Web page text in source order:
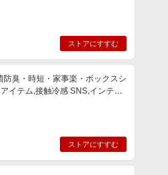
ストアにすすむ
臭・時短・家事楽・ボックスシ
イテム,接触冷感 SNS,インテリ
ストアにすすむ